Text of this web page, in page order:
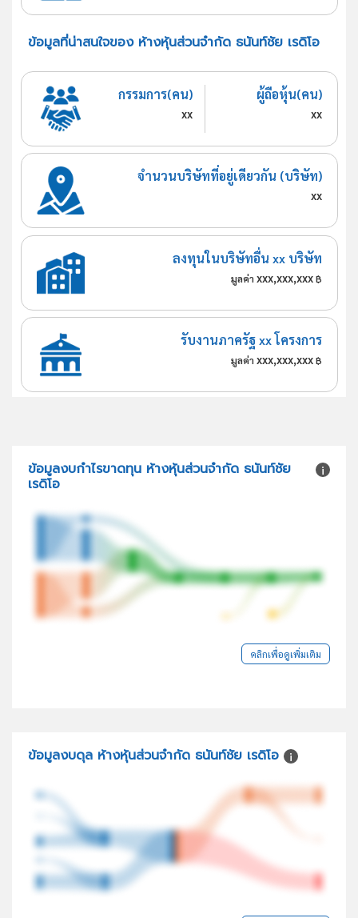
ข้อมูลที่น่าสนใจของ ห้างหุ้นส่วนจำกัด ธนันท์ชัย เรดิโอ
กรรมการ(คน)
xx
ผู้ถือหุ้น(คน)
xx
จำนวนบริษัทที่อยู่เดียวกัน (บริษัท)
xx
ลงทุนในบริษัทอื่น xx บริษัท
มูลค่า xxx,xxx,xxx ฿
รับงานภาครัฐ xx โครงการ
มูลค่า xxx,xxx,xxx ฿
ข้อมูลงบกำไรขาดทุน ห้างหุ้นส่วนจำกัด ธนันท์ชัย
เรดิโอ
คลิกเพื่อดูเพิ่มเติม
ข้อมูลงบดุล ห้างหุ้นส่วนจำกัด ธนันท์ชัย เรดิโอ